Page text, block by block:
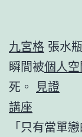
九宮格 張水
瞬間被個人
死。 見證
講座
「只有當單